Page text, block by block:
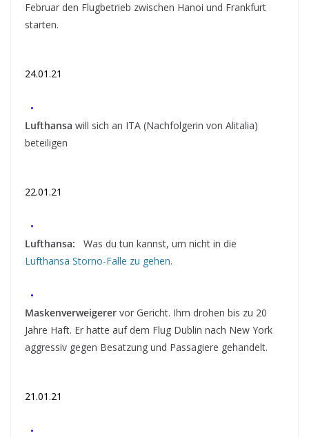
Februar den Flugbetrieb zwischen Hanoi und Frankfurt
starten.
24.01.21
•
Lufthansa will sich an ITA (Nachfolgerin von Alitalia)
beteiligen
22.01.21
•
Lufthansa:
Was du tun kannst, um nicht in die
Lufthansa Storno-Falle zu gehen.
•
Maskenverweigerer vor Gericht. Ihm drohen bis zu 20
Jahre Haft. Er hatte auf dem Flug Dublin nach New York
aggressiv gegen Besatzung und Passagiere gehandelt.
21.01.21
•